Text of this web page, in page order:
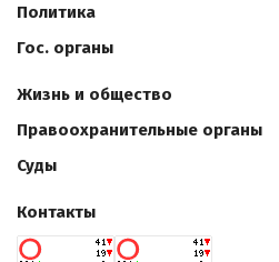
Политика
Гос. органы
Жизнь и общество
Правоохранительные органы
Суды
Контакты